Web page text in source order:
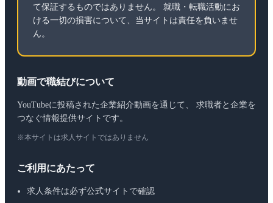
て保証するものではありません。 就職・転職活動にお
ける一切の損害について、当サイトは責任を負いませ
ん。
動画で職結びについて
YouTubeに投稿された企業紹介動画を通じて、 求職者と企業を
つなぐ情報提供サイトです。
※本サイトは求人サイトではありません
ご利用にあたって
求人条件は必ず公式サイトで確認